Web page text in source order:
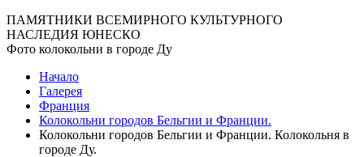
ПАМЯТНИКИ ВСЕМИРНОГО КУЛЬТУРНОГО
НАСЛЕДИЯ ЮНЕСКО
Фото колокольни в городе Ду
Начало
Галерея
Франция
Колокольни городов Бельгии и Франции.
Колокольни городов Бельгии и Франции. Колокольня в
городе Ду.